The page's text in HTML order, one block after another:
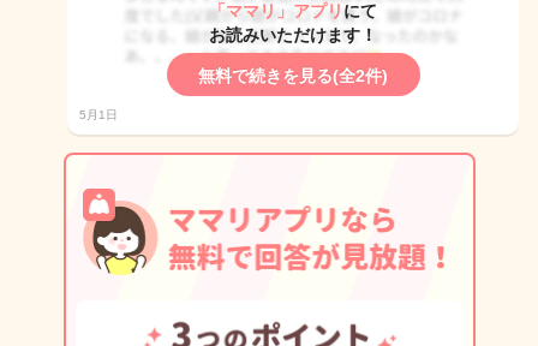
「ママリ」アプリ にて
お読みいただけます！
無料で続きを見る(全2件)
5月1日